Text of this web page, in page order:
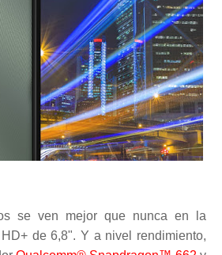
se ven mejor que nunca en la
de 6,8". Y a nivel rendimiento,